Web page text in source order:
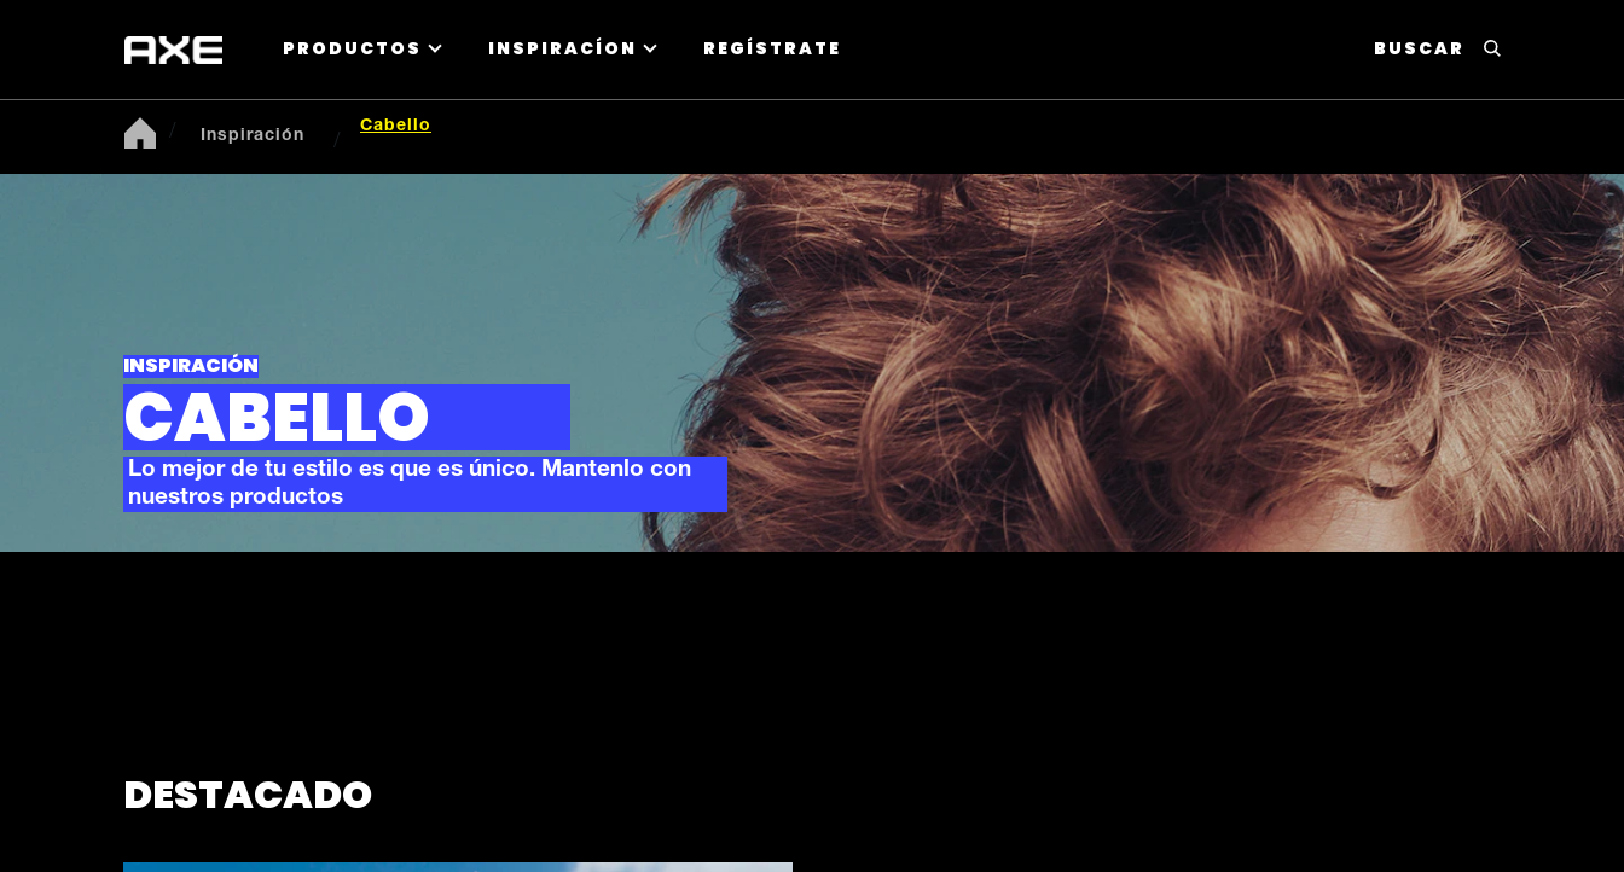
PRODUCTOS INSPIRACÍON REGÍSTRATE BUSCAR
Inspiración
Cabello
INSPIRACIÓN
CABELLO
Lo mejor de tu estilo es que es único. Mantenlo con
nuestros productos
DESTACADO